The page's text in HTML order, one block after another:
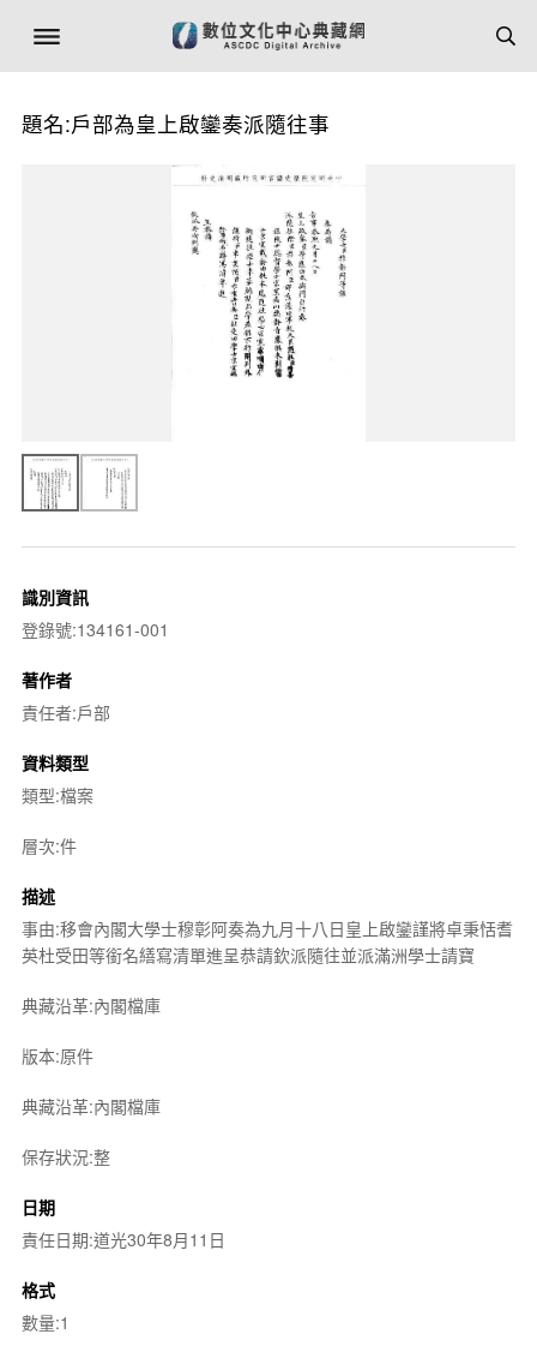
題名:戶部為皇上啟鑾奏派隨往事
識別資訊
登錄號:134161-001
著作者
責任者:戶部
資料類型
類型:檔案
層次:件
描述
事由:移會內閣大學士穆彰阿奏為九月十八日皇上啟鑾謹將卓秉恬耆
英杜受田等銜名繕寫清單進呈恭請欽派隨往並派滿洲學士請寶
典藏沿革:內閣檔庫
版本:原件
典藏沿革:內閣檔庫
保存狀況:整
日期
責任日期:道光30年8月11日
格式
數量:1